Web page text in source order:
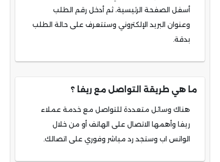
أسفل الصفحة الرئيسية، ثم أدخل رقم الطلب
وعنوان البريد الإلكتروني وستتعرف على حالة الطلب
بدقة.
ما هي طريقة التواصل مع ريفا ؟
هناك وسائل متعددة للتواصل مع خدمة عملاء
ريفا وأهمها الاتصال على الهاتف أو من خلال
الواتس اب وستجد رد مباشر وفوري على اتصالك.